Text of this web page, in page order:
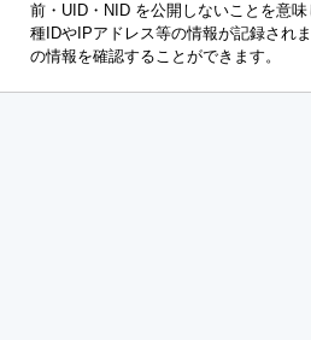
前・UID・NID を公開しないことを意
種IDやIPアドレス等の情報が記録され
の情報を確認することができます。